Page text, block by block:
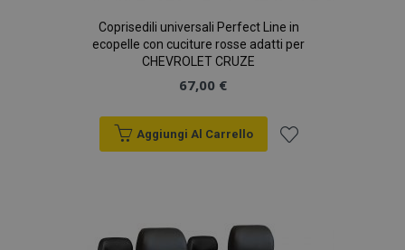
Coprisedili universali Perfect Line in
ecopelle con cuciture rosse adatti per
CHEVROLET CRUZE
67,00 €
Aggiungi Al Carrello
lista